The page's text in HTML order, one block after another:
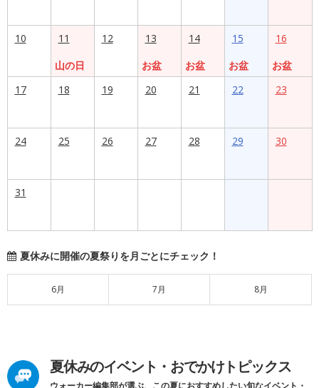
10
11
山の日
12
13
お盆
14
お盆
15
お盆
16
お盆
17
18 19 20 21 22 23
24 25 26 27 28 29 30
31
夏休みに開催の夏祭りを月ごとにチェック！
6月 7月 8月
夏休みのイベント・おでかけトピックス
ウォーカー編集部が選ぶ、この夏におすすめしたい旬なイベント・